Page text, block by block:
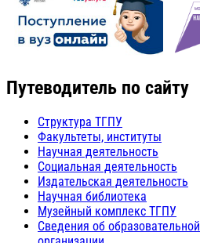
Путеводитель по сайту
Структура ТГПУ
Факультеты, институты
Научная деятельность
Социальная деятельность
Издательская деятельность
Научная библиотека
Музейный комплекс ТГПУ
Сведения об образовательной